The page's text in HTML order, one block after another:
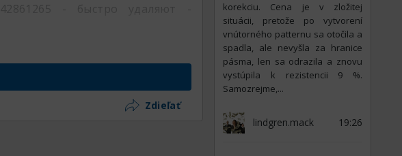
- быстро удаляют -
Zdieľať
korekciu. Cena je v zložitej
situácii, pretože po vytvorení
vnútorného patternu sa otočila a
spadla, ale nevyšla za hranice
pásma, len sa odrazila a znovu
vystúpila k rezistencii 9 %.
Samozrejme,...
lindgren.mack 19:26